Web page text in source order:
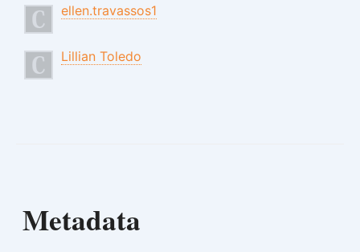
ellen.travassos1
Lillian Toledo
Metadata